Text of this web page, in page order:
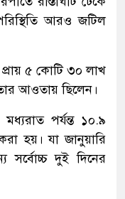
আরও জটিল
প্রায় ৫ কোটি ৩০ লাখ
আওতায় ছিলেন।
পর্যন্ত ১০.৯
হয়। যা জানুয়ারি
দুই দিনের